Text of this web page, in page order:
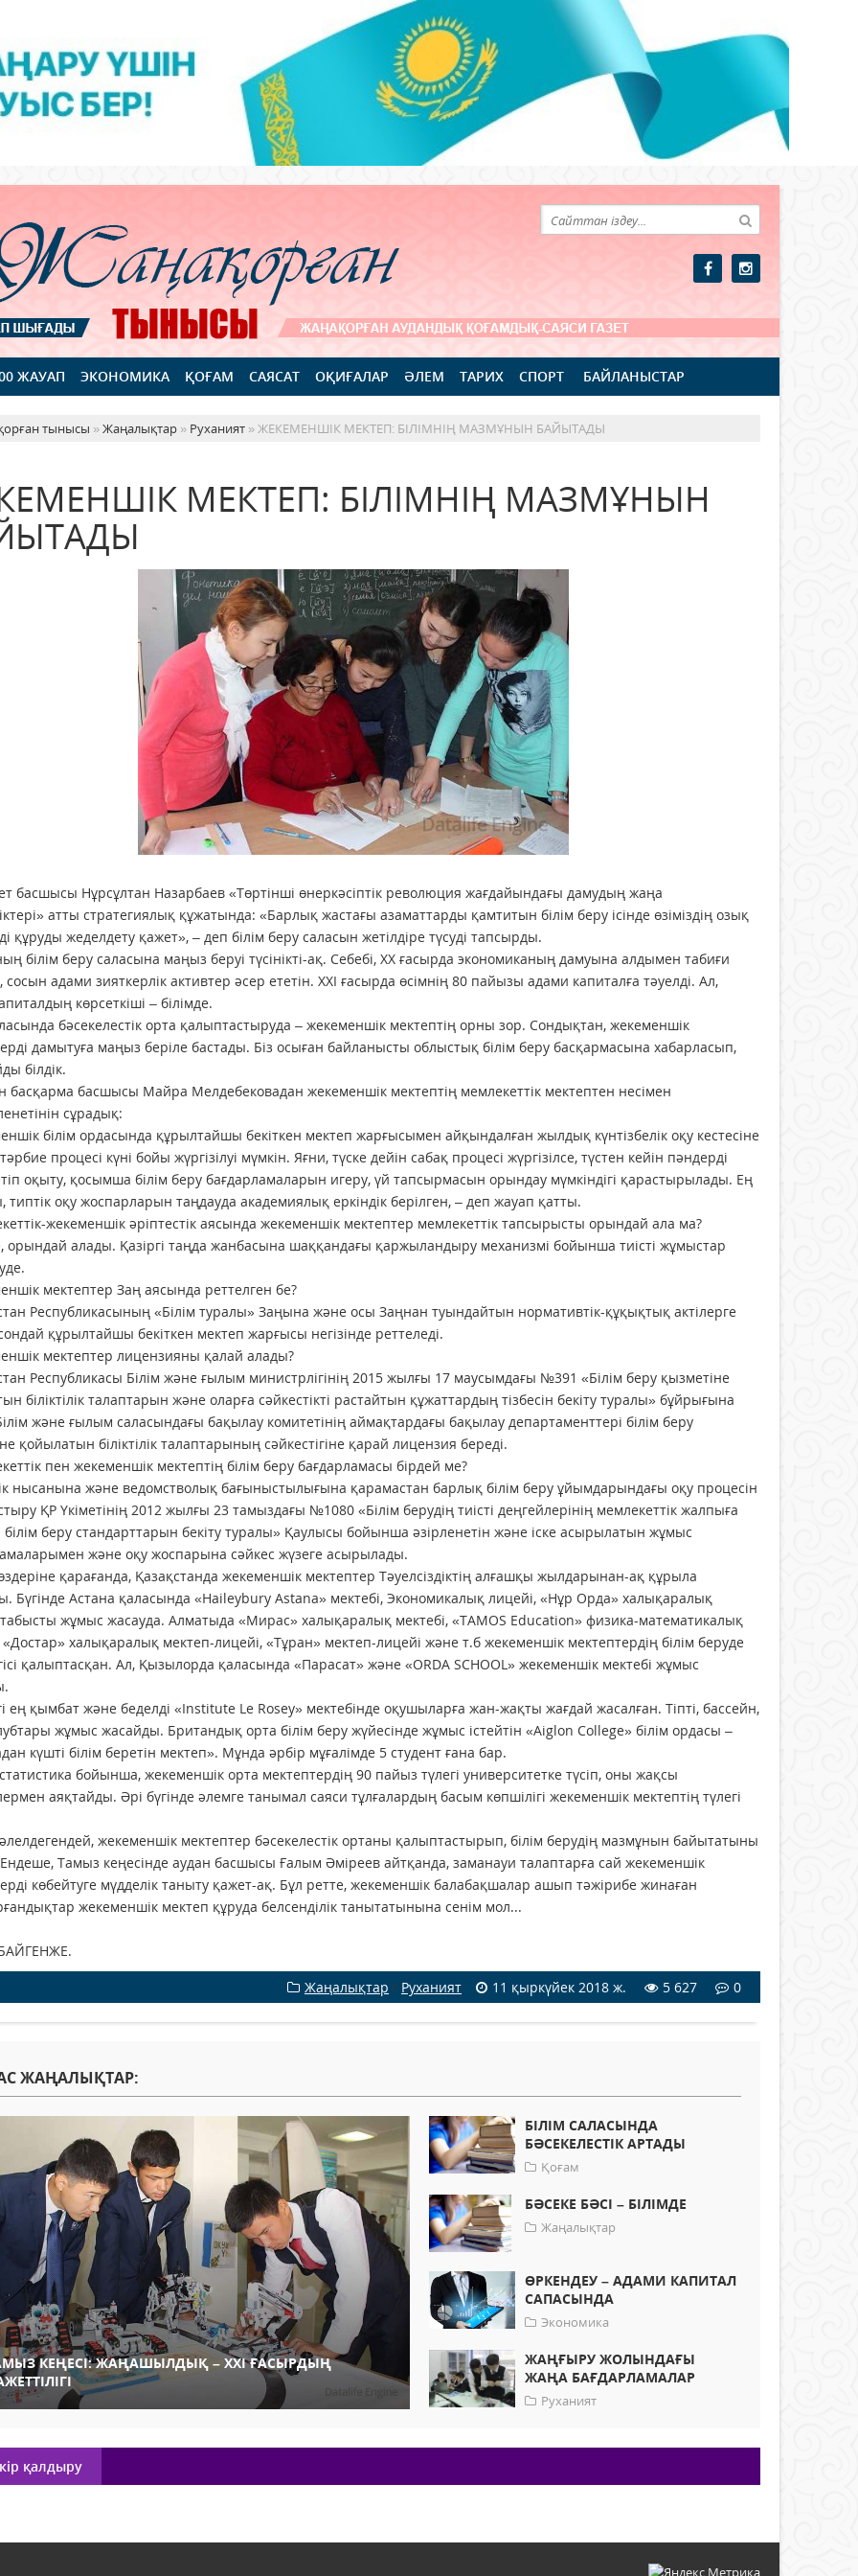
ЖАУАП ЭКОНОМИКА ҚОҒАМ САЯСАТ ОҚИҒАЛАР ӘЛЕМ ТАРИХ СПОРТ БАЙЛАНЫСТАР
тынысы »Жаңалықтар » Руханият » ЖЕКЕМЕНШІК МЕКТЕП: БІЛІМНІҢ МАЗМҰНЫН БАЙЫТАДЫ
МЕКТЕП: БІЛІМНІҢ МАЗМҰНЫН
басшысы Нұрсұлтан Назарбаев «Төртінші өнеркәсіптік революция жағдайындағы дамудың жаңа
атты стратегиялық құжатында: «Барлық жастағы азаматтарды қамтитын білім беру ісінде өзіміздің озық
құруды жеделдету қажет», – деп білім беру саласын жетілдіре түсуді тапсырды.
білім беру саласына маңыз беруі түсінікті-ақ. Себебі, ХХ ғасырда экономиканың дамуына алдымен табиғи
сосын адами зияткерлік активтер әсер ететін. ХХІ ғасырда өсімнің 80 пайызы адами капиталға тәуелді. Ал,
көрсеткіші – білімде.
бәсекелестік орта қалыптастыруда – жекеменшік мектептің орны зор. Сондықтан, жекеменшік
дамытуға маңыз беріле бастады. Біз осыған байланысты облыстық білім беру басқармасына хабарласып,
білдік.
басқарма басшысы Майра Мелдебековадан жекеменшік мектептің мемлекеттік мектептен несімен
сұрадық:
білім ордасында құрылтайшы бекіткен мектеп жарғысымен айқындалған жылдық күнтізбелік оқу кестесіне
процесі күні бойы жүргізілуі мүмкін. Яғни, түске дейін сабақ процесі жүргізілсе, түстен кейін пәндерді
оқыту, қосымша білім беру бағдарламаларын игеру, үй тапсырмасын орындау мүмкіндігі қарастырылады. Ең
типтік оқу жоспарларын таңдауда академиялық еркіндік берілген, – деп жауап қатты.
жекеменшік әріптестік аясында жекеменшік мектептер мемлекеттік тапсырысты орындай ала ма?
орындай алады. Қазіргі таңда жанбасына шаққандағы қаржыландыру механизмі бойынша тиісті жұмыстар
мектептер Заң аясында реттелген бе?
Республикасының «Білім туралы» Заңына және осы Заңнан туындайтын нормативтік-құқықтық актілерге
құрылтайшы бекіткен мектеп жарғысы негізінде реттеледі.
мектептер лицензияны қалай алады?
Республикасы Білім және ғылым министрлігінің 2015 жылғы 17 маусымдағы №391 «Білім беру қызметіне
біліктілік талаптарын және оларға сәйкестікті растайтын құжаттардың тізбесін бекіту туралы» бұйрығына
және ғылым саласындағы бақылау комитетінің аймақтардағы бақылау департаменттері білім беру
қойылатын біліктілік талаптарының сәйкестігіне қарай лицензия береді.
пен жекеменшік мектептің білім беру бағдарламасы бірдей ме?
нысанына және ведомстволық бағыныстылығына қарамастан барлық білім беру ұйымдарындағы оқу процесін
ҚР Үкіметінің 2012 жылғы 23 тамыздағы №1080 «Білім берудің тиісті деңгейлерінің мемлекеттік жалпыға
білім беру стандарттарын бекіту туралы» Қаулысы бойынша әзірленетін және іске асырылатын жұмыс
және оқу жоспарына сәйкес жүзеге асырылады.
қарағанда, Қазақстанда жекеменшік мектептер Тәуелсіздіктің алғашқы жылдарынан-ақ құрыла
Бүгінде Астана қаласында «Haileybury Astana» мектебі, Экономикалық лицейі, «Нұр Орда» халықаралық
табысты жұмыс жасауда. Алматыда «Мирас» халықаралық мектебі, «TAMOS Education» физика-математикалық
«Достар» халықаралық мектеп-лицейі, «Тұран» мектеп-лицейі және т.б жекеменшік мектептердің білім беруде
қалыптасқан. Ал, Қызылорда қаласында «Парасат» және «ОRDA SCНOOL» жекеменшік мектебі жұмыс
ең қымбат және беделді «Institute Le Rosey» мектебінде оқушыларға жан-жақты жағдай жасалған. Тіпті, бассейн,
жұмыс жасайды. Британдық орта білім беру жүйесінде жұмыс істейтін «Aiglon College» білім ордасы –
күшті білім беретін мектеп». Мұнда әрбір мұғалімде 5 студент ғана бар.
бойынша, жекеменшік орта мектептердің 90 пайыз түлегі университетке түсіп, оны жақсы
аяқтайды. Әрі бүгінде әлемге танымал саяси тұлғалардың басым көпшілігі жекеменшік мектептің түлегі
жекеменшік мектептер бәсекелестік ортаны қалыптастырып, білім берудің мазмұнын байытатыны
Тамыз кеңесінде аудан басшысы Ғалым Әміреев айтқанда, заманауи талаптарға сай жекеменшік
көбейтуге мүдделік таныту қажет-ақ. Бұл ретте, жекеменшік балабақшалар ашып тәжірибе жинаған
жекеменшік мектеп құруда белсенділік танытатынына сенім мол...
Жаңалықтар / Руханият 11 қыркүйек 2018 ж. 5 627 0
ЖАҢАЛЫҚТАР:
КЕҢЕСІ: ЖАҢАШЫЛДЫҚ – ХХІ ҒАСЫРДЫҢ
БІЛІМ САЛАСЫНДА
БӘСЕКЕЛЕСТІК АРТАДЫ
Қоғам
БӘСЕКЕ БӘСІ – БІЛІМДЕ
Жаңалықтар
ӨРКЕНДЕУ – АДАМИ КАПИТАЛ
САПАСЫНДА
Экономика
ЖАҢҒЫРУ ЖОЛЫНДАҒЫ
ЖАҢА БАҒДАРЛАМАЛАР
Руханият
қалдыру